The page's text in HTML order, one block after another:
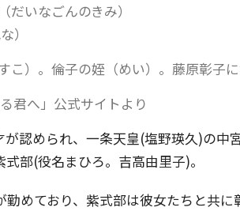
いなごんのきみ）
）
こ）。倫子の姪（めい）。藤原彰子に
君へ」公式サイトより
が認められ、一条天皇(塩野瑛久)の中
部(役名まひろ。吉高由里子)。
めており、紫式部は彼女たちと共に